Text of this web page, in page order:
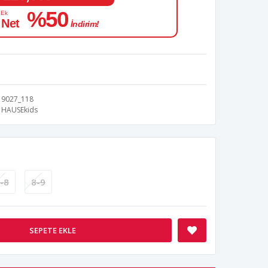
%50 İndirim!
9027_118
HAUSEkids
8 8-9
SEPETE EKLE